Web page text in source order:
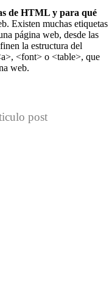
de HTML y para qué
Existen muchas etiquetas
página web, desde las
la estructura del
<font> o <table>, que
web.
post